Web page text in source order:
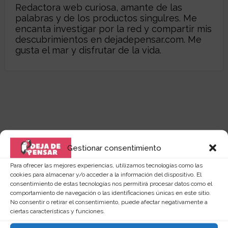
Gestionar consentimiento
Para ofrecer las mejores experiencias, utilizamos tecnologías como las
cookies para almacenar y/o acceder a la información del dispositivo. El
consentimiento de estas tecnologías nos permitirá procesar datos como el
comportamiento de navegación o las identificaciones únicas en este sitio.
No consentir o retirar el consentimiento, puede afectar negativamente a
ciertas características y funciones.
Redactora web curiosa, amante de las
palabras y de los productos singulres. Me
encanta investigar por la red y compartir mis
descubrimientos en dejadepensar.com. Me
gusta el mar y disfrutar de la vida.